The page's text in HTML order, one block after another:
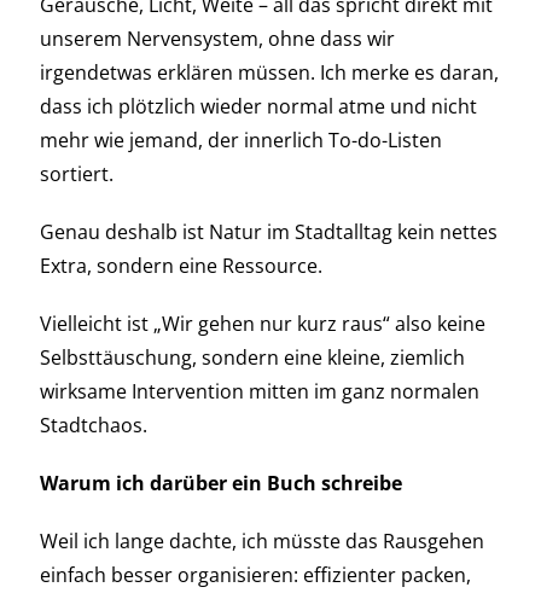
unserem Nervensystem, ohne dass wir
irgendetwas erklären müssen. Ich merke es daran,
dass ich plötzlich wieder normal atme und nicht
mehr wie jemand, der innerlich To-do-Listen
sortiert.
Genau deshalb ist Natur im Stadtalltag kein nettes
Extra, sondern eine Ressource.
Vielleicht ist „Wir gehen nur kurz raus“ also keine
Selbsttäuschung, sondern eine kleine, ziemlich
wirksame Intervention mitten im ganz normalen
Stadtchaos.
Warum ich darüber ein Buch schreibe
Weil ich lange dachte, ich müsste das Rausgehen
einfach besser organisieren: effizienter packen,